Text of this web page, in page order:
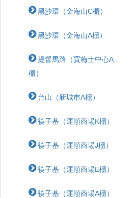
黑沙環（金海山C櫃）
黑沙環（金海山A櫃）
提督馬路（賈梅士中心A
櫃）
台山（新城巿A櫃）
筷子基（運順商場K櫃）
筷子基（運順商場J櫃）
筷子基（運順商場E櫃）
筷子基（運順商場A櫃）